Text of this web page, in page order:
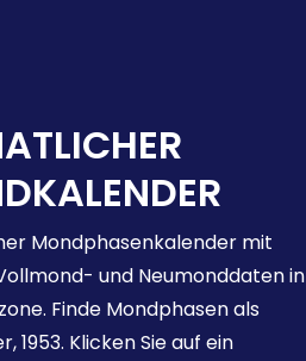
Mondphasenkalender mit
und Neumonddaten in
Finde Mondphasen als
1953. Klicken Sie auf ein